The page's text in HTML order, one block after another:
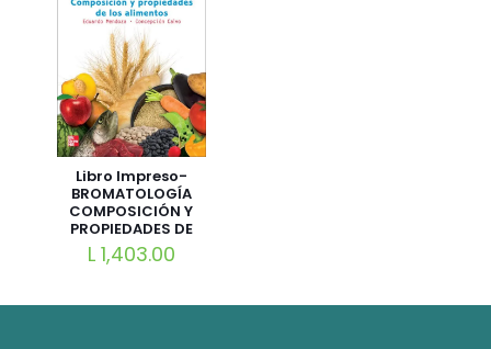
Libro Impreso-
BROMATOLOGÍA
COMPOSICIÓN Y
PROPIEDADES DE
ALIMENTOS
L1,403.00